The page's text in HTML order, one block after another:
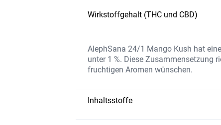
Wirkstoffgehalt (THC und CBD)
AlephSana 24/1 Mango Kush hat
unter 1 %. Diese Zusammensetzung
fruchtigen Aromen wünschen.
Inhaltsstoffe
Die Sorte bietet eine hohe THC-